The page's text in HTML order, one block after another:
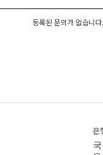
등록된 문의가 없습니다.
은